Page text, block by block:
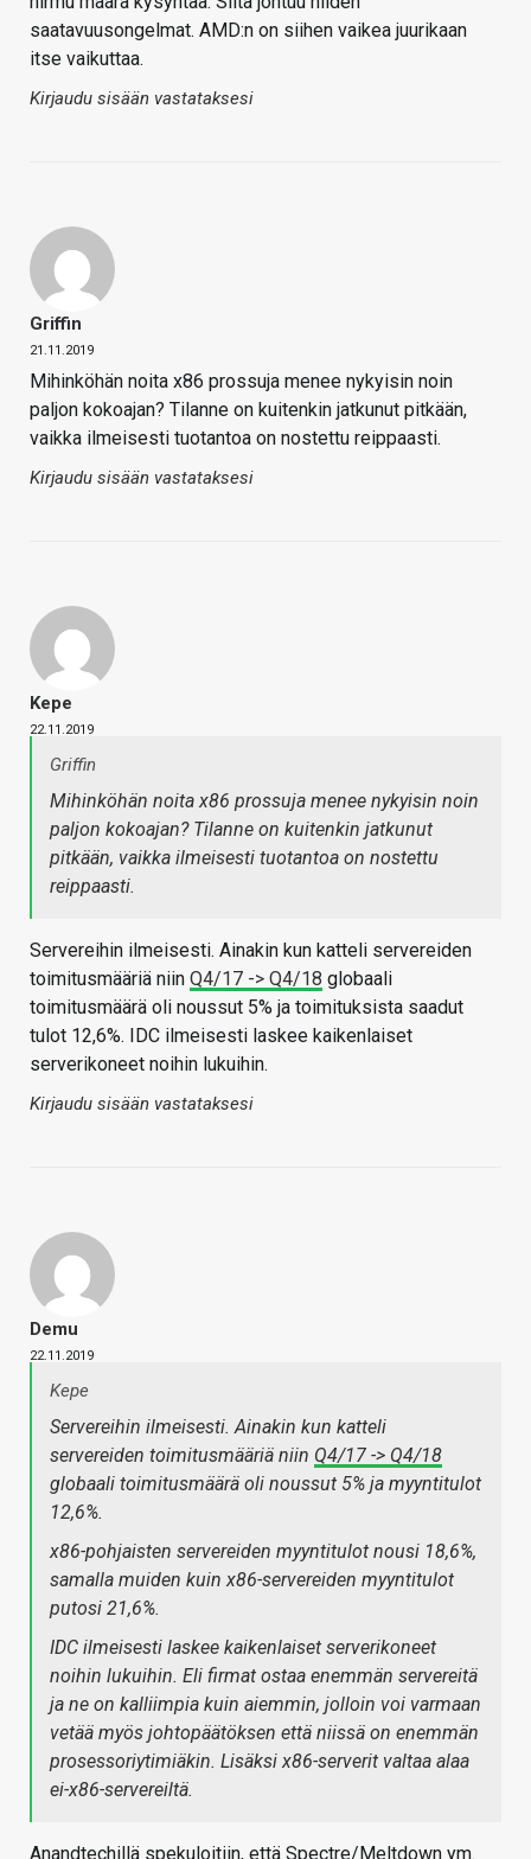
saatavuusongelmat. AMD:n on siihen vaikea juurikaan
itse vaikuttaa.
Kirjaudu sisään vastataksesi
Griffin
21.11.2019
Mihinköhän noita x86 prossuja menee nykyisin noin
paljon kokoajan? Tilanne on kuitenkin jatkunut pitkään,
vaikka ilmeisesti tuotantoa on nostettu reippaasti.
Kirjaudu sisään vastataksesi
Kepe
22.11.2019
Griffin
Mihinköhän noita x86 prossuja menee nykyisin noin
paljon kokoajan? Tilanne on kuitenkin jatkunut
pitkään, vaikka ilmeisesti tuotantoa on nostettu
reippaasti.
Servereihin ilmeisesti. Ainakin kun katteli servereiden
toimitusmääriä niin Q4/17 -> Q4/18 globaali
toimitusmäärä oli noussut 5% ja toimituksista saadut
tulot 12,6%. IDC ilmeisesti laskee kaikenlaiset
serverikoneet noihin lukuihin.
Kirjaudu sisään vastataksesi
Demu
22.11.2019
Kepe
Servereihin ilmeisesti. Ainakin kun katteli
servereiden toimitusmääriä niin Q4/17 -> Q4/18
globaali toimitusmäärä oli noussut 5% ja myyntitulot
12,6%.
x86-pohjaisten servereiden myyntitulot nousi 18,6%,
samalla muiden kuin x86-servereiden myyntitulot
putosi 21,6%.
IDC ilmeisesti laskee kaikenlaiset serverikoneet
noihin lukuihin. Eli firmat ostaa enemmän servereitä
ja ne on kalliimpia kuin aiemmin, jolloin voi varmaan
vetää myös johtopäätöksen että niissä on enemmän
prosessoriytimiäkin. Lisäksi x86-serverit valtaa alaa
ei-x86-servereiltä.
Anandtechillä spekuloitiin, että Spectre/Meltdown ym.